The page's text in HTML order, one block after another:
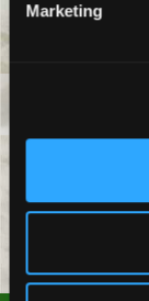
Marketing